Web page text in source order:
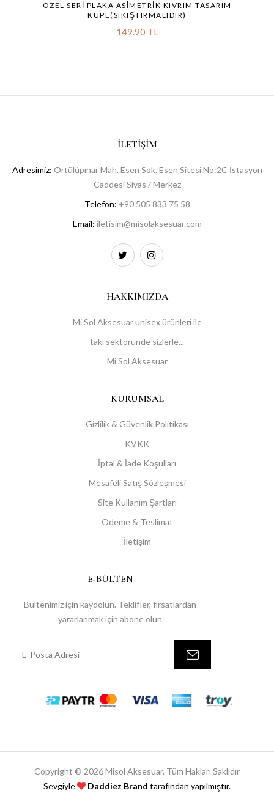
ÖZEL SERI PLAKA ASIMETRIK KIVRIM TASARIM
KÜPE(SIKIŞTIRMALIDIR)
149.90 TL
İLETIŞIM
Adresimiz: Örtülüpınar Mah. Esen Sok. Esen Sitesi No:2C İstasyon
Caddesi Sivas / Merkez
Telefon: +90 505 833 75 58
Email: iletisim@misolaksesuar.com
HAKKIMIZDA
Mi Sol Aksesuar unisex ürünleri ile
takı sektöründe sizlerle...
Mi Sol Aksesuar
KURUMSAL
Gizlilik & Güvenlik Politikası
KVKK
İptal & İade Koşulları
Mesafeli Satış Sözleşmesi
Site Kullanım Şartları
Ödeme & Teslimat
İletişim
E-BÜLTEN
Bültenimiz için kaydolun. Teklifler, fırsatlardan
yararlanmak için abone olun
Copyright © 2026 Misol Aksesuar. Tüm Hakları Saklıdır
Sevgiyle
Daddiez Brand tarafından yapılmıştır.